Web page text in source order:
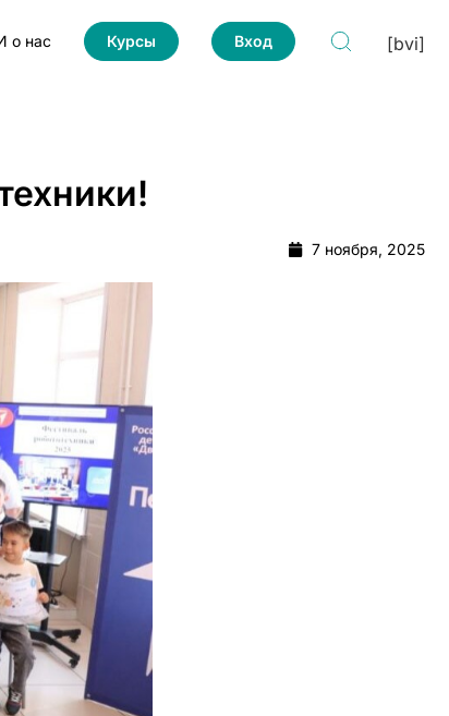
о нас Курсы Вход [bvi]
7 ноября, 2025